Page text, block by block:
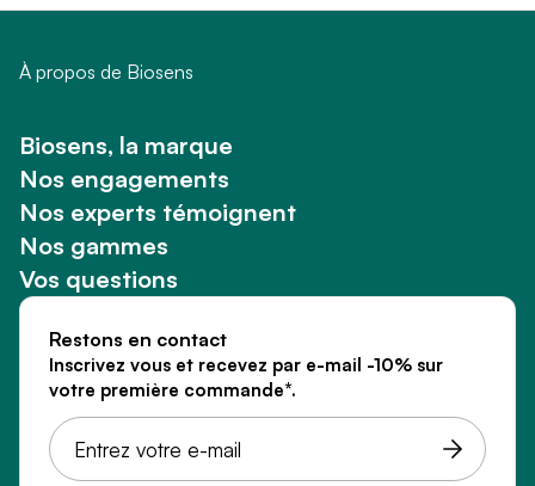
À propos de Biosens
Biosens, la marque
Nos engagements
Nos experts témoignent
Nos gammes
Vos questions
Restons en contact
Inscrivez vous et recevez par e-mail -10% sur
votre première commande*.